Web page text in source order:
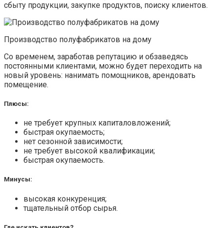
сбыту продукции, закупке продуктов, поиску клиентов.
Производство полуфабрикатов на дому
Со временем, заработав репутацию и обзаведясь
постоянными клиентами, можно будет переходить на
новый уровень: нанимать помощников, арендовать
помещение.
Плюсы:
не требует крупных капиталовложений;
быстрая окупаемость;
нет сезонной зависимости;
не требует высокой квалификации;
быстрая окупаемость.
Минусы:
высокая конкуренция;
тщательный отбор сырья.